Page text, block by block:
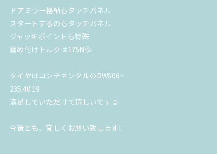
ドアミラー格納もタッチパネル
スタートするのもタッチパネル
ジャッキポイントも特殊
締め付けトルクは175N💦
タイヤはコンチネンタルのDWS06+
235.40.19
満足していただけて嬉しいです☺️
今後とも、宜しくお願い致します‼️